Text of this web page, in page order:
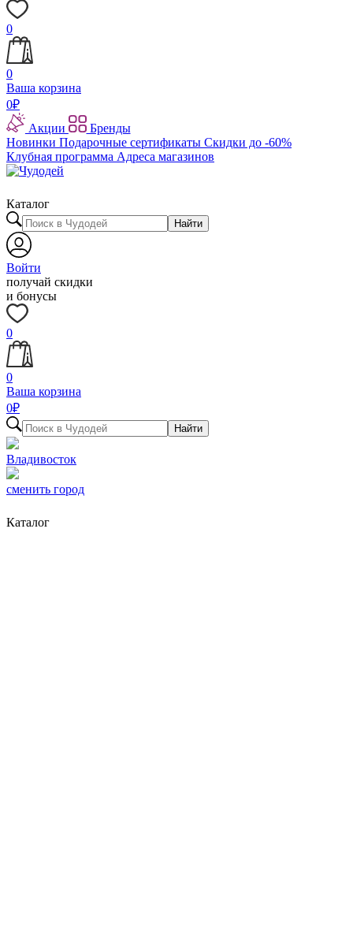
0
0
Ваша корзина
0₽
Акции
Бренды
Новинки Подарочные сертификаты Скидки до -60%
Клубная программа Адреса магазинов
Каталог
Найти
Войти
получай скидки
и бонусы
0
0
Ваша корзина
0₽
Найти
Владивосток
сменить город
Каталог